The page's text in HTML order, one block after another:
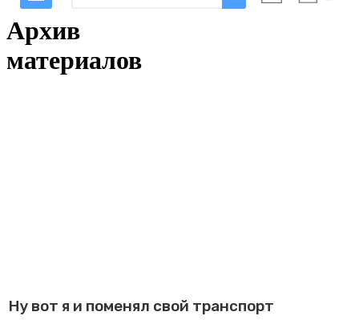
Архив
материалов
Ну вот я и поменял свой транспорт